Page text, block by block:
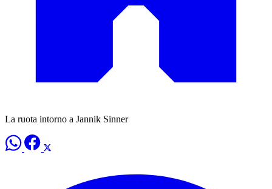
La ruota intorno a Jannik Sinner